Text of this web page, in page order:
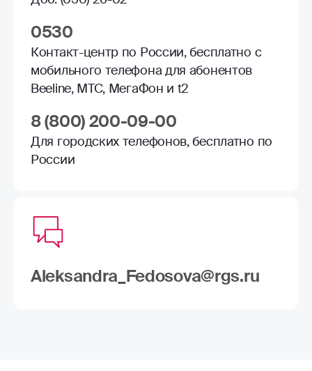
0530
Контакт-центр по России, бесплатно с
мобильного телефона для абонентов
Beeline, МТС, МегаФон и t2
8 (800) 200-09-00
Для городских телефонов, бесплатно по
России
Aleksandra_Fedosova@rgs.ru